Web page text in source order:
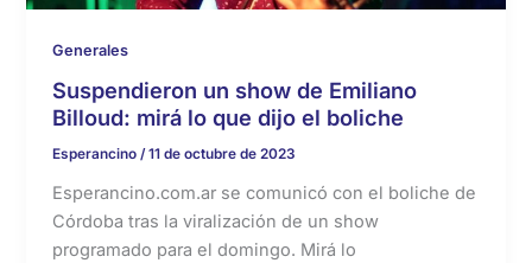
Generales
Suspendieron un show de Emiliano
Billoud: mirá lo que dijo el boliche
Esperancino/11 de octubre de 2023
Esperancino.com.ar se comunicó con el boliche de
Córdoba tras la viralización de un show
programado para el domingo. Mirá lo